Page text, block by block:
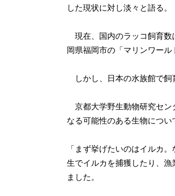
した現状に対し淡々と語る。
現在、国内のラッコ飼育数
岡県福岡市の「マリンワール
しかし、日本の水族館で飼
京都大学野生動物研究セン
なる可能性のある生物につい
「まず挙げたいのはイルカ
生でイルカを捕獲したり、
ました。